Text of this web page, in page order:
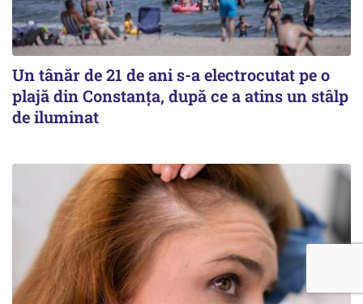
Un tânăr de 21 de ani s-a electrocutat pe o
plajă din Constanța, după ce a atins un stâlp
de iluminat